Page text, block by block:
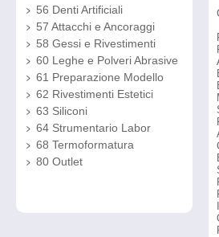
56 Denti Artificiali
57 Attacchi e Ancoraggi
58 Gessi e Rivestimenti
60 Leghe e Polveri Abrasive
61 Preparazione Modello
62 Rivestimenti Estetici
63 Siliconi
64 Strumentario Labor
68 Termoformatura
80 Outlet